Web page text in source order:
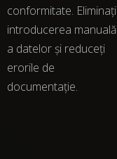
conformitate. Eliminați
introducerea manuală
a datelor și reduceți
erorile de
documentație.